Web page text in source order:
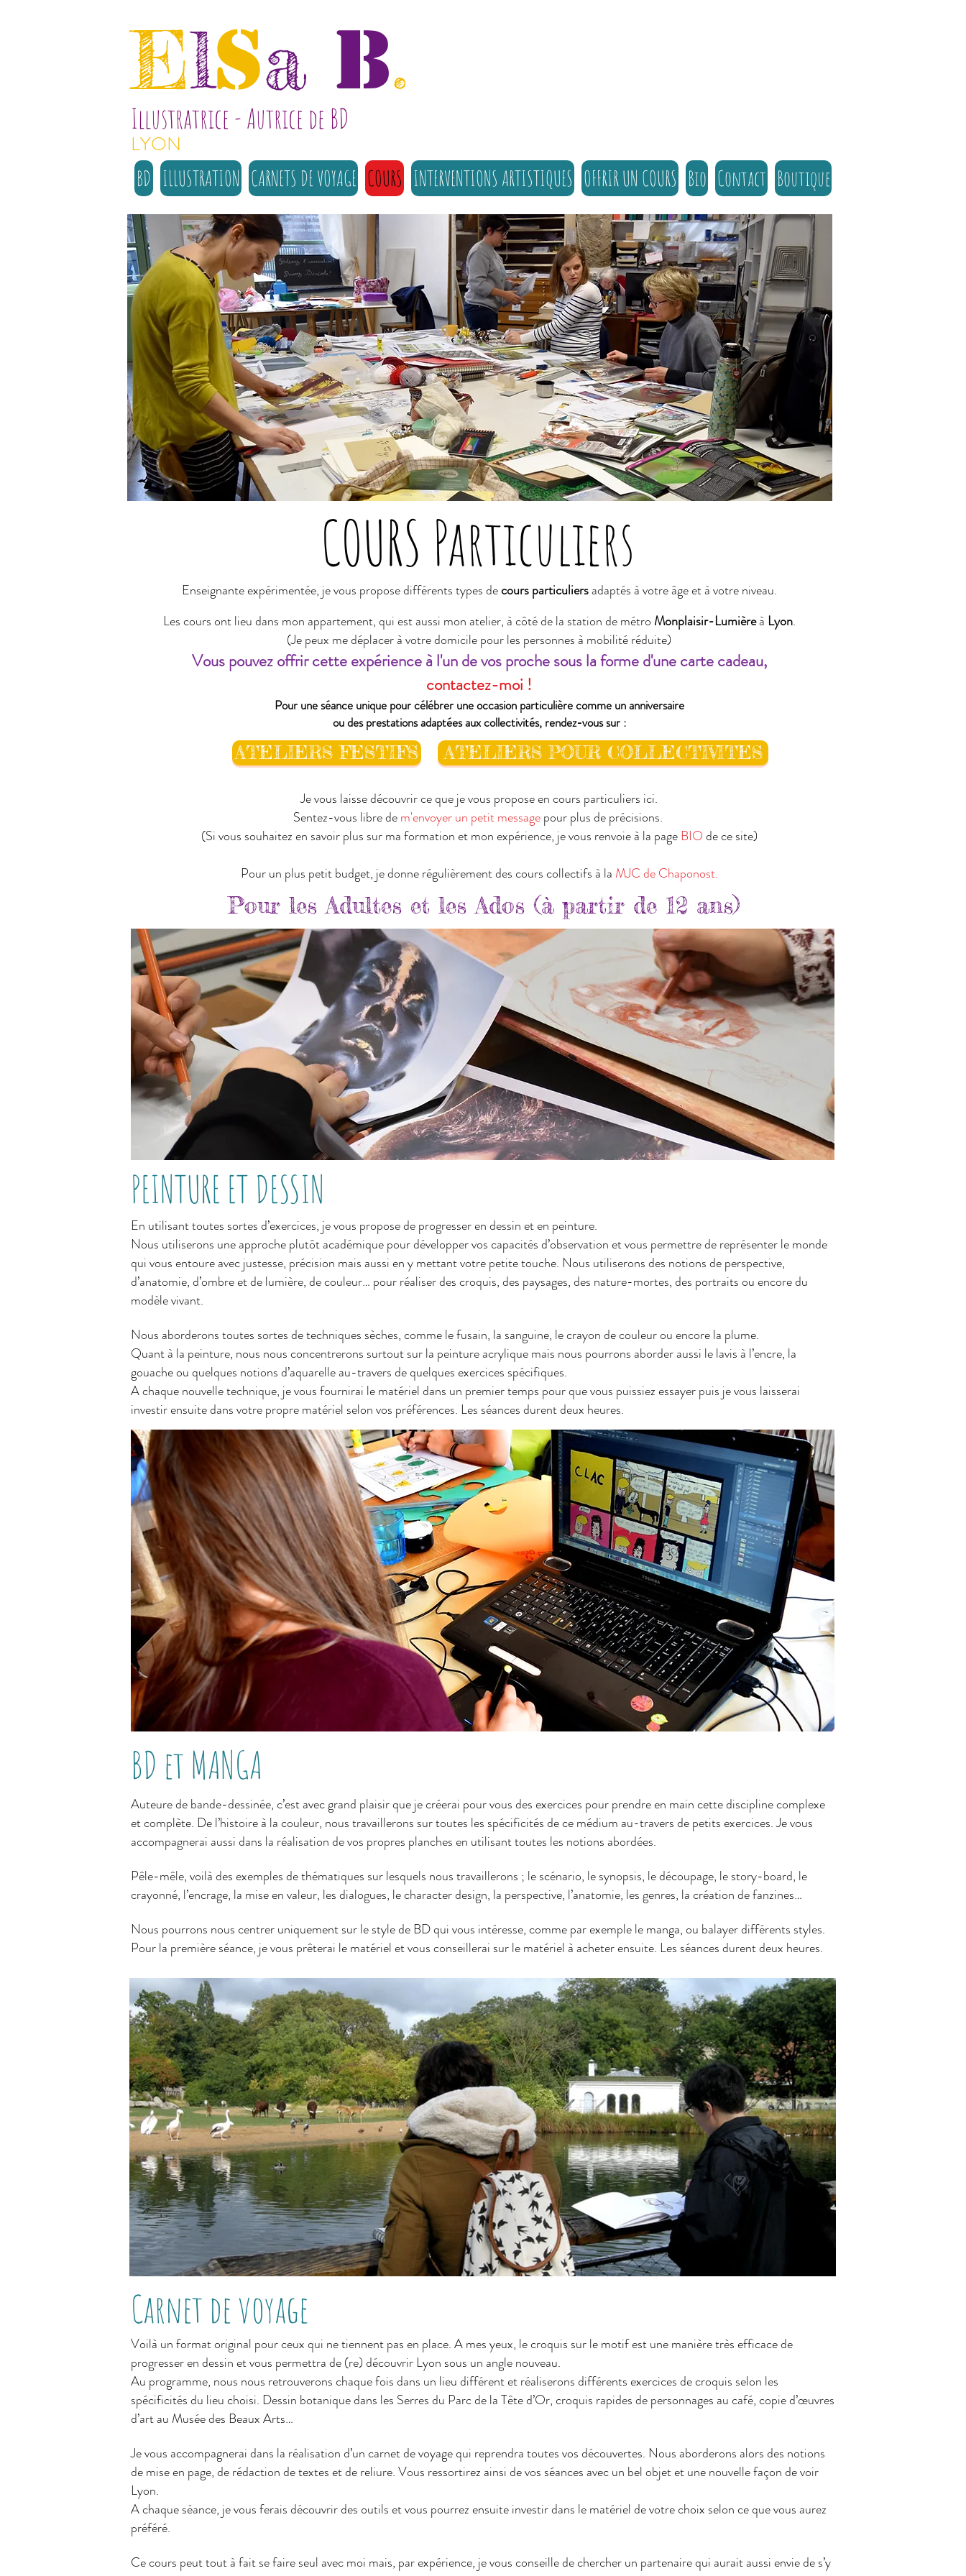
Elsa B.
Illustratrice - Autrice de BD
LYON
BD ILLUSTRATION CARNETS DE VOYAGE COURS INTERVENTIONS ARTISTIQUES OFFRIR UN COURS Bio Contact Boutique
COURS Particuliers
Enseignante expérimentée, je vous propose différents types decours particuliersadaptés à votre âge et à votre niveau.
Les cours ont lieu dans mon appartement, qui est aussi mon atelier, à côté de la station de métro Monplaisir-Lumièreà Lyon.
(Je peux me déplacer à votre domicile pour les personnes à mobilité réduite)
Vous pouvez offrir cette expérience à l'un de vos proche sous la forme d'une carte cadeau,
contactez-moi !
Pour une séance unique pour célébrer une occasion particulière comme un anniversaire
ou des prestations adaptées aux collectivités, rendez-vous sur :
Je vous laisse découvrir ce que je vous propose en cours particuliers ici.
Sentez-vous libre de m'envoyer un petit message pour plus de précisions.
(Si vous souhaitez en savoir plus sur ma formation et mon expérience, je vous renvoie à la page BIOde ce site)
Pour un plus petit budget, je donne régulièrement des cours collectifs à la MJC de Chaponost.
ATELIERS FESTIFS ATELIERS POUR COLLECTIVITES
Pour les Adultes et les Ados (à partir de 12 ans)
PEINTURE ET DESSIN
En utilisant toutes sortes d’exercices, je vous propose de progresser en dessin et en peinture.
Nous utiliserons une approche plutôt académique pour développer vos capacités d’observation et vous permettre de représenter le monde
qui vous entoure avec justesse, précision mais aussi en y mettant votre petite touche. Nous utiliserons des notions de perspective,
d’anatomie, d’ombre et de lumière, de couleur… pour réaliser des croquis, des paysages, des nature-mortes, des portraits ou encore du
modèle vivant.
Nous aborderons toutes sortes de techniques sèches, comme le fusain, la sanguine, le crayon de couleur ou encore la plume.
Quant à la peinture, nous nous concentrerons surtout sur la peinture acrylique mais nous pourrons aborder aussi le lavis à l’encre, la
gouache ou quelques notions d’aquarelle au-travers de quelques exercices spécifiques.
A chaque nouvelle technique, je vous fournirai le matériel dans un premier temps pour que vous puissiez essayer puis je vous laisserai
investir ensuite dans votre propre matériel selon vos préférences. Les séances durent deux heures.
BD et MANGA
Auteure de bande-dessinée, c’est avec grand plaisir que je créerai pour vous des exercices pour prendre en main cette discipline complexe
et complète. De l’histoire à la couleur, nous travaillerons sur toutes les spécificités de ce médium au-travers de petits exercices. Je vous
accompagnerai aussi dans la réalisation de vos propres planches en utilisant toutes les notions abordées.
Pêle-mêle, voilà des exemples de thématiques sur lesquels nous travaillerons ; le scénario, le synopsis, le découpage, le story-board, le
crayonné, l’encrage, la mise en valeur, les dialogues, le character design, la perspective, l’anatomie, les genres, la création de fanzines…
Nous pourrons nous centrer uniquement sur le style de BD qui vous intéresse, comme par exemple le manga, ou balayer différents styles.
Pour la première séance, je vous prêterai le matériel et vous conseillerai sur le matériel à acheter ensuite. Les séances durent deux heures.
Carnet de voyage
Voilà un format original pour ceux qui ne tiennent pas en place. A mes yeux, le croquis sur le motif est une manière très efficace de
progresser en dessin et vous permettra de (re) découvrir Lyon sous un angle nouveau.
Au programme, nous nous retrouverons chaque fois dans un lieu différent et réaliserons différents exercices de croquis selon les
spécificités du lieu choisi. Dessin botanique dans les Serres du Parc de la Tête d’Or, croquis rapides de personnages au café, copie d’œuvres
d’art au Musée des Beaux Arts…
Je vous accompagnerai dans la réalisation d’un carnet de voyage qui reprendra toutes vos découvertes. Nous aborderons alors des notions
de mise en page, de rédaction de textes et de reliure. Vous ressortirez ainsi de vos séances avec un bel objet et une nouvelle façon de voir
Lyon.
A chaque séance, je vous ferais découvrir des outils et vous pourrez ensuite investir dans le matériel de votre choix selon ce que vous aurez
préféré.
Ce cours peut tout à fait se faire seul avec moi mais, par expérience, je vous conseille de chercher un partenaire qui aurait aussi envie de s’y